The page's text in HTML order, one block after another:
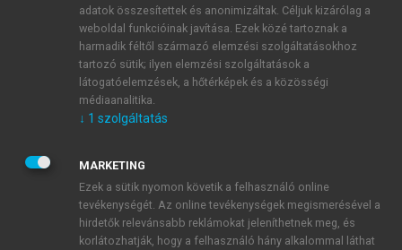
E-MAIL-CÍM
JELSZÓ
JELSZÓ ÚJRA
adatok összesítettek és anonimizáltak. Céljuk kizárólag a
weboldal funkcióinak javítása. Ezek közé tartoznak a
harmadik féltől származó elemzési szolgáltatásokhoz
tartozó sütik; ilyen elemzési szolgáltatások a
látogatóelemzések, a hőtérképek és a közösségi
médiaanalitika.
↓ 1 szolgáltatás
MARKETING
Ezek a sütik nyomon követik a felhasználó online
tevékenységét. Az online tevékenységek megismerésével a
hirdetők relevánsabb reklámokat jeleníthetnek meg, és
korlátozhatják, hogy a felhasználó hány alkalommal láthat